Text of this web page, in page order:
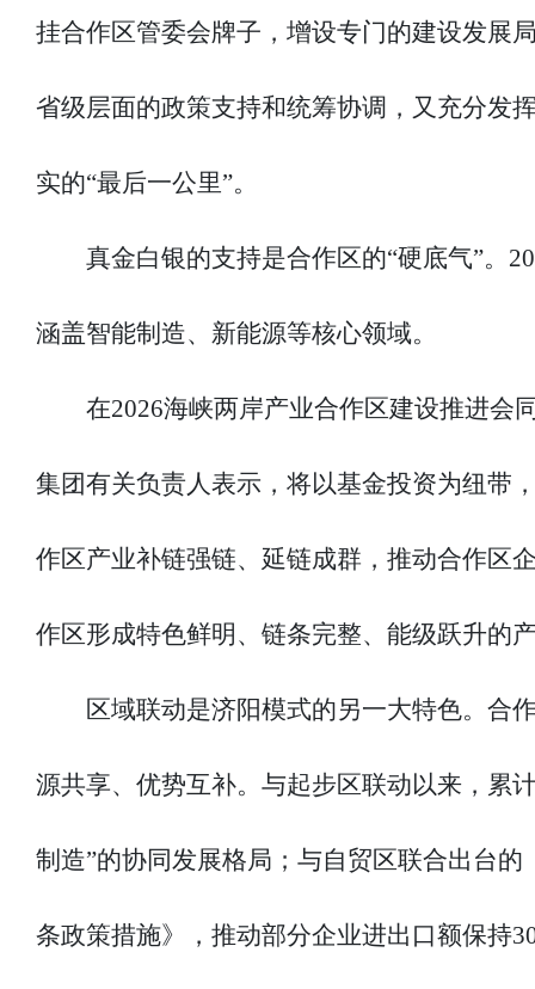
挂合作区管委会牌子，增设专门的建设发展
省级层面的政策支持和统筹协调，又充分发
实的“最后一公里”。
真金白银的支持是合作区的“硬底气”。
涵盖智能制造、新能源等核心领域。
在2026海峡两岸产业合作区建设推进会
集团有关负责人表示，将以基金投资为纽带
作区产业补链强链、延链成群，推动合作区
作区形成特色鲜明、链条完整、能级跃升的
区域联动是济阳模式的另一大特色。合
源共享、优势互补。与起步区联动以来，累
制造”的协同发展格局；与自贸区联合出台
条政策措施》，推动部分企业进出口额保持